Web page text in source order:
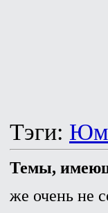
Тэги:
Темы,
же очень не